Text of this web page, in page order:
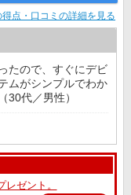
得点・口コミの詳細を見る
たので、すぐにデビ
ムがシンプルでわか
30代／男性）
ゼント。